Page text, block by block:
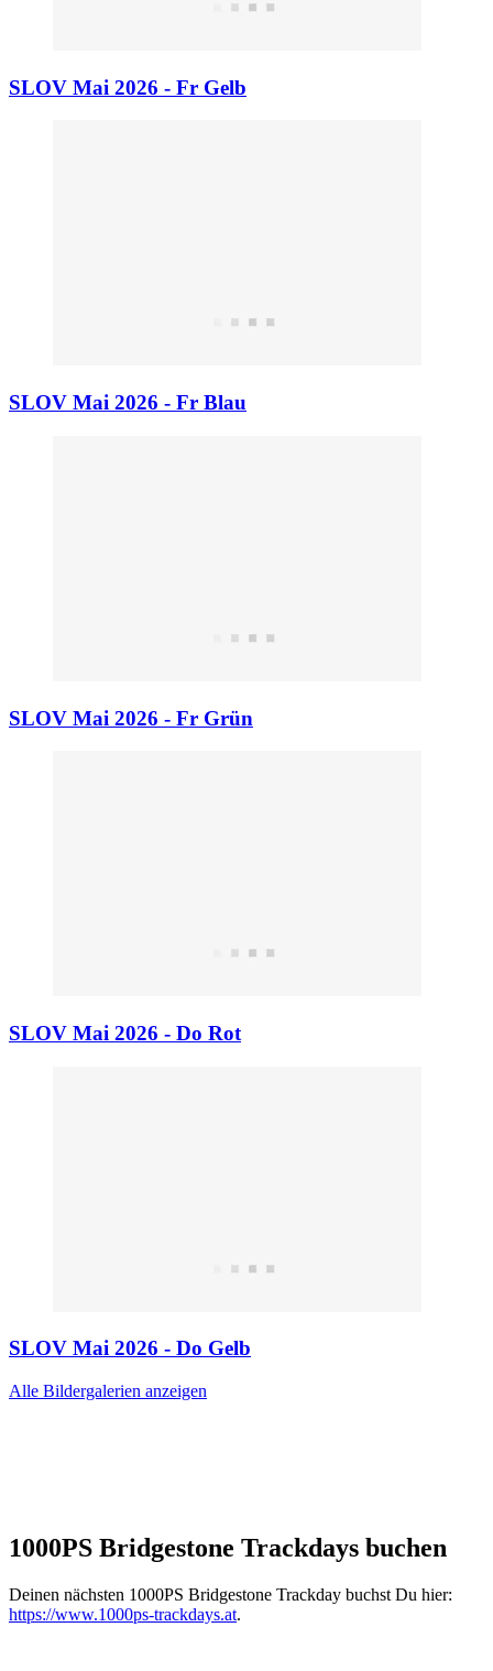
SLOV Mai 2026 - Fr Gelb
SLOV Mai 2026 - Fr Blau
SLOV Mai 2026 - Fr Grün
SLOV Mai 2026 - Do Rot
SLOV Mai 2026 - Do Gelb
Alle Bildergalerien anzeigen
1000PS Bridgestone Trackdays buchen
Deinen nächsten 1000PS Bridgestone Trackday buchst Du hier:
https://www.1000ps-trackdays.at.